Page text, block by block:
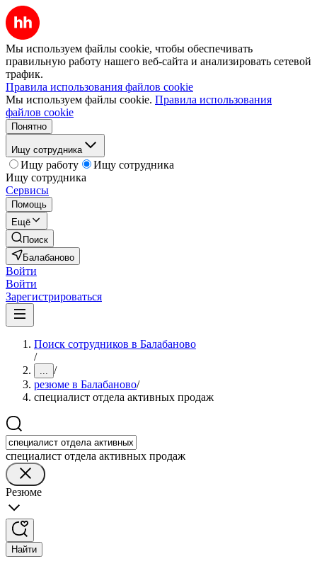
Мы используем файлы cookie, чтобы обеспечивать
правильную работу нашего веб-сайта и анализировать сетевой
трафик.
Правила использования файлов cookie
Мы используем файлы cookie. Правила использования
файлов cookie
Понятно
Ищу сотрудника
Ищу работу
Ищу сотрудника
Ищу сотрудника
Сервисы
Помощь
Ещё
Поиск
Балабаново
Войти
Войти
Зарегистрироваться
Поиск сотрудников в Балабаново
/
... /
резюме в Балабаново/
специалист отдела активных продаж
специалист отдела активных продаж
Резюме
Найти